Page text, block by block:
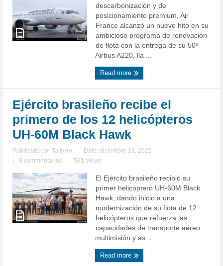
descarbonización y de
posicionamiento premium, Air
France alcanzó un nuevo hito en su
ambicioso programa de renovación
de flota con la entrega de su 50º
Airbus A220, lla ...
Read more
Ejército brasileño recibe el
primero de los 12 helicópteros
UH-60M Black Hawk
Publicado porTallyHo
Date: diciembre 18, 2025
0 commentarios 581 Views
El Ejército brasileño recibió su
primer helicóptero UH-60M Black
Hawk, dando inicio a una
modernización de su flota de 12
helicópteros que refuerza las
capacidades de transporte aéreo
multimisión y as ...
Read more